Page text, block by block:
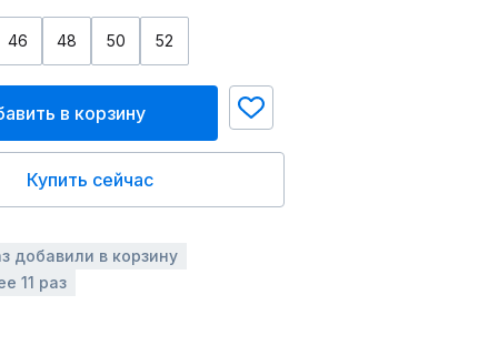
46 48 50 52
в корзину
Купить сейчас
добавили в корзину
11 раз